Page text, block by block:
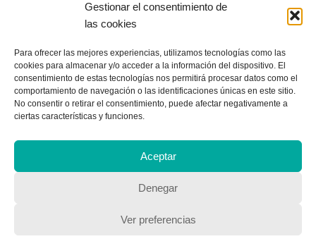
Gestionar el consentimiento de
las cookies
Para ofrecer las mejores experiencias, utilizamos tecnologías como las
cookies para almacenar y/o acceder a la información del dispositivo. El
consentimiento de estas tecnologías nos permitirá procesar datos como el
comportamiento de navegación o las identificaciones únicas en este sitio.
No consentir o retirar el consentimiento, puede afectar negativamente a
ciertas características y funciones.
Aceptar
Denegar
Ver preferencias
CONTACTA CON NOSOTROS